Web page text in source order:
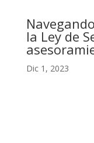
la Ley de
Dic 1, 2023